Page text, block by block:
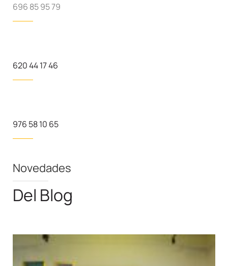
696 85 95 79
620 44 17 46
976 58 10 65
Novedades
Del Blog